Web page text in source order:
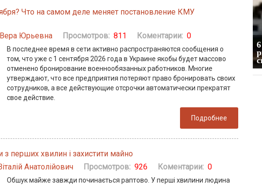
Что на самом деле меняет постановление КМУ
Юрьевна Просмотров: 811 Коментарии: 0
В последнее время в сети активно распространяются сообщения о
том, что уже с 1 сентября 2026 года в Украине якобы будет массово
отменено бронирование военнообязанных работников. Многие
утверждают, что все предприятия потеряют право бронировать своих
сотрудников, а все действующие отсрочки автоматически прекратят
свое действие.
Подробнее
з перших хвилин і захистити майно
Анатолійович Просмотров: 926 Коментарии: 0
Обшук майже завжди починається раптово. У перші хвилини людина
Сэм Альтман подтвердил, что ИИ-
пузырь начал сдуваться